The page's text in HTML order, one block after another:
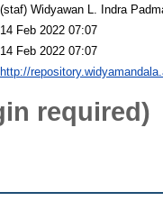
(staf) Widyawan L. Indra
14 Feb 2022 07:07
14 Feb 2022 07:07
http://
required)